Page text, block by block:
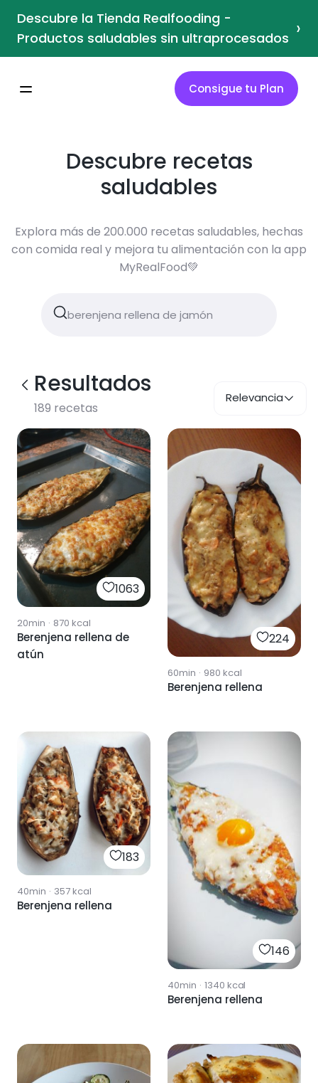
Descubre la Tienda Realfooding -
Productos saludables sin ultraprocesados ›
Consigue tu Plan
Descubre recetas
saludables
Explora más de 200.000 recetas saludables, hechas
con comida real y mejora tu alimentación con la app
MyRealFood💚
Resultados
189 recetas
Relevancia
1063
20min · 870 kcal
Berenjena rellena de
atún
224
60min · 980 kcal
Berenjena rellena
183
40min · 357kcal
Berenjena rellena
146
40min · 1340 kcal
Berenjena rellena